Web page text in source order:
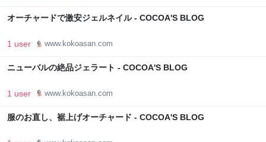
オーチャードで激安ジェルネイル - COCOA'S BLOG
1 user www.kokoasan.com
ニューバルの絶品ジェラート - COCOA'S BLOG
1 user www.kokoasan.com
服のお直し、裾上げオーチャード - COCOA'S BLOG